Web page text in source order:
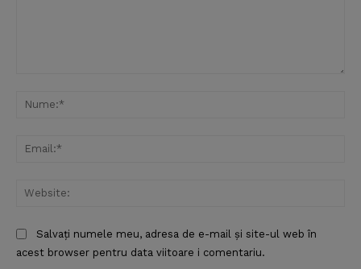
Salvați numele meu, adresa de e-mail și site-ul web în
acest browser pentru data viitoare i comentariu.